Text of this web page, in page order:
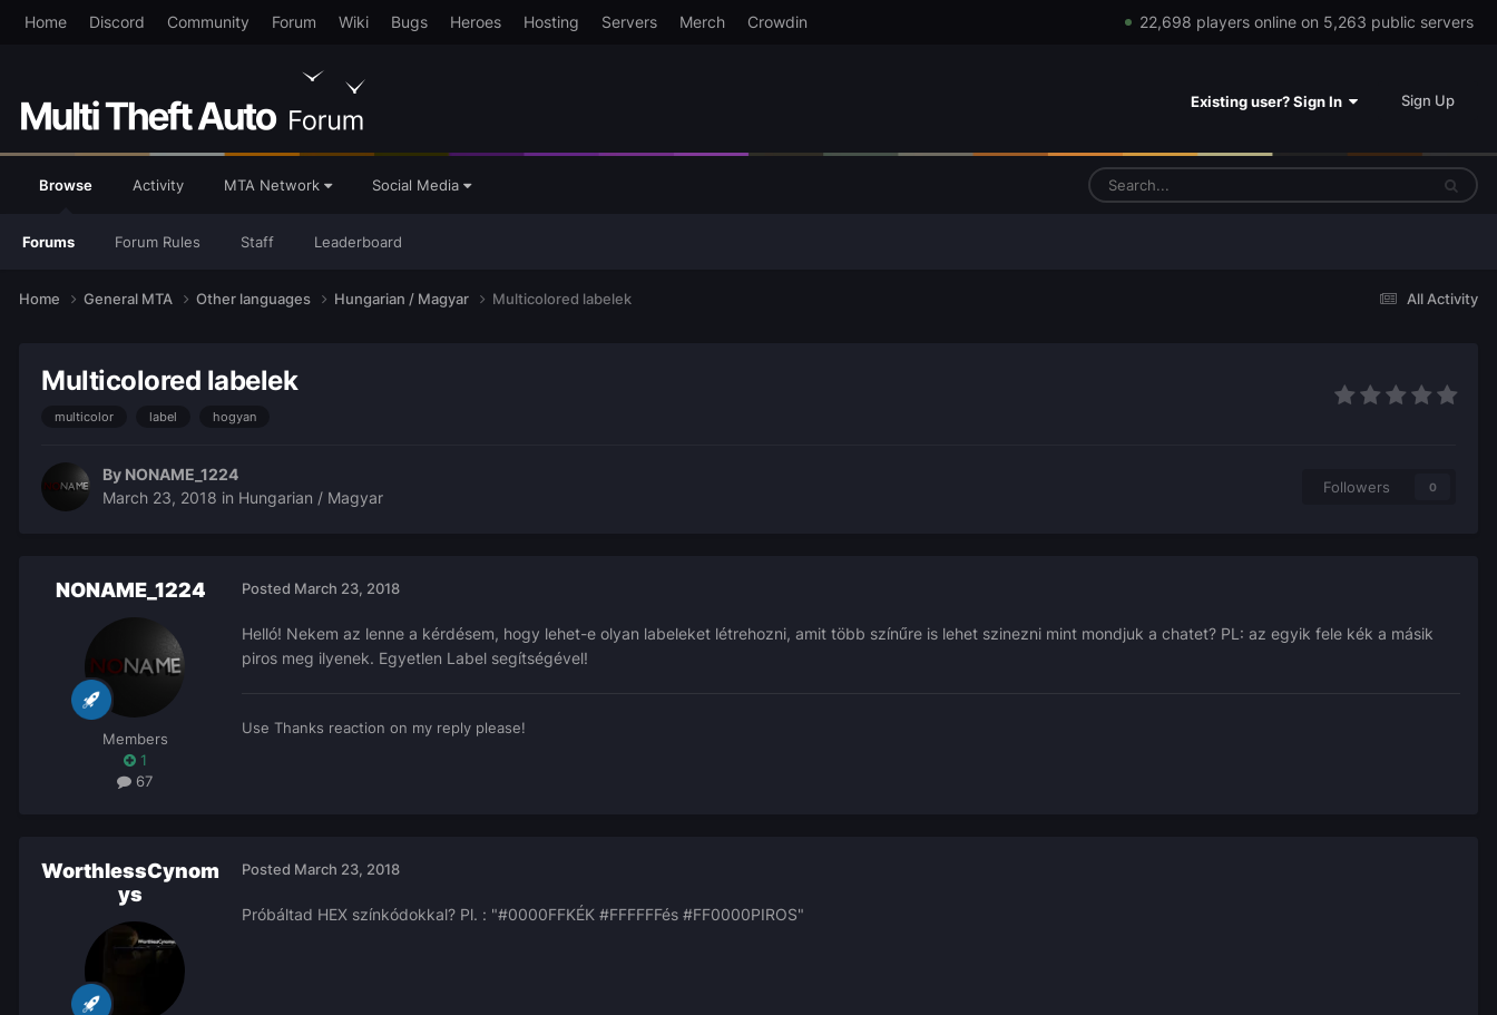
Home Discord Community Forum Wiki Bugs Heroes Hosting Servers Merch Crowdin 22,698 players online on 5,263 public servers
Existing user? Sign In Sign Up
Browse
Forums Forum Rules Staff Leaderboard
Activity MTA Network Social Media
All Activity
Home General MTA Other languages Hungarian / Magyar Multicolored labelek
Multicolored labelek
multicolor label hogyan
By NONAME_1224
March 23, 2018 in Hungarian / Magyar
Followers 0
NONAME_1224
Members
1
67
Posted March 23, 2018
Helló! Nekem az lenne a kérdésem, hogy lehet-e olyan labeleket létrehozni, amit több színűre is lehet szinezni mint mondjuk a chatet? PL: az egyik fele kék a másik
piros meg ilyenek. Egyetlen Label segítségével!
Use Thanks reaction on my reply please!
WorthlessCynom
ys
Posted March 23, 2018
Próbáltad HEX színkódokkal? Pl. : "#0000FFKÉK #FFFFFFés #FF0000PIROS"